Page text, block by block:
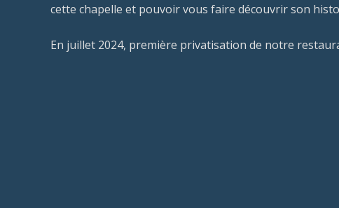
cette chapelle et pouvoir vous faire découvrir son
En juillet 2024, première privatisation de notre